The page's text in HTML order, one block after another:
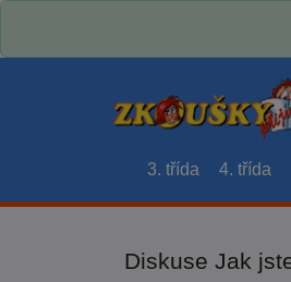
3. třída 4. třída
Diskuse Jak